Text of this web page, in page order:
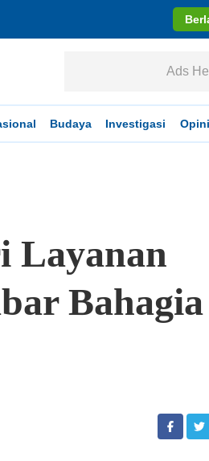
Ads
Budaya Investigasi Opini
Layanan
Bahagia